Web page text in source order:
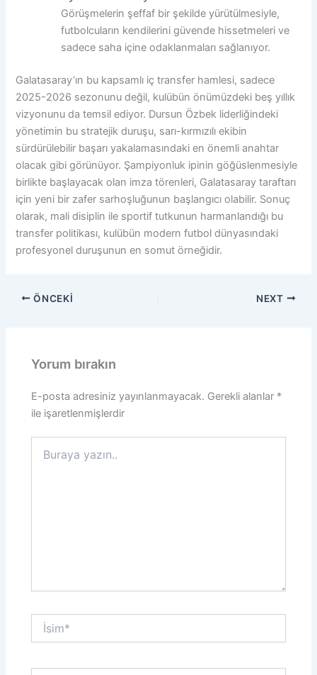
Görüşmelerin şeffaf bir şekilde yürütülmesiyle,
futbolcuların kendilerini güvende hissetmeleri ve
sadece saha içine odaklanmaları sağlanıyor.
Galatasaray’ın bu kapsamlı iç transfer hamlesi, sadece
2025-2026 sezonunu değil, kulübün önümüzdeki beş yıllık
vizyonunu da temsil ediyor. Dursun Özbek liderliğindeki
yönetimin bu stratejik duruşu, sarı-kırmızılı ekibin
sürdürülebilir başarı yakalamasındaki en önemli anahtar
olacak gibi görünüyor. Şampiyonluk ipinin göğüslenmesiyle
birlikte başlayacak olan imza törenleri, Galatasaray taraftarı
için yeni bir zafer sarhoşluğunun başlangıcı olabilir. Sonuç
olarak, mali disiplin ile sportif tutkunun harmanlandığı bu
transfer politikası, kulübün modern futbol dünyasındaki
profesyonel duruşunun en somut örneğidir.
ÖNCEKI NEXT
Yorum bırakın
E-posta adresiniz yayınlanmayacak. Gerekli alanlar *
ile işaretlenmişlerdir
yazın..
İsim*